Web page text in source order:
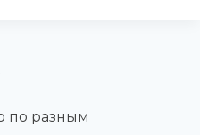
по разным